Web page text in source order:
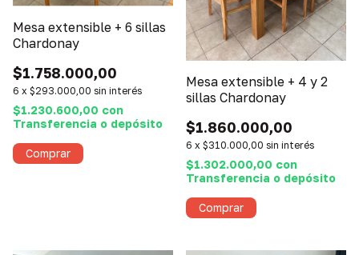
Mesa extensible + 6 sillas
Chardonay
$1.758.000,00
6 x $293.000,00 sin interés
$1.230.600,00 con
Transferencia o depósito
Mesa extensible + 4 y 2
sillas Chardonay
$1.860.000,00
6 x $310.000,00 sin interés
$1.302.000,00 con
Transferencia o depósito